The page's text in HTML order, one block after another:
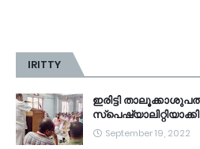
IRITTY
ഇരിട്ടി
September 19, 2022